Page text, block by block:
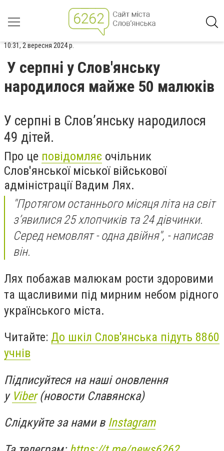
10:31, 2 вересня 2024 р.
У серпні у Слов'янську
народилося майже 50 малюків
У серпні в Слов’янську народилося
49 дітей.
Про це повідомляє очільник
Слов'янської міської військової
адміністрації Вадим Лях.
"Протягом останнього місяця літа на світ
з’явилися 25 хлопчиків та 24 дівчинки.
Серед немовлят - одна двійня", - написав
він.
Лях побажав малюкам рости здоровими
та щасливими під мирним небом рідного
українського міста.
Читайте: До шкіл Слов'янська підуть 8860
учнів
Підписуйтеся на наші оновлення
у Viber(новости Славянска)
Слідкуйте за нами в Instagram